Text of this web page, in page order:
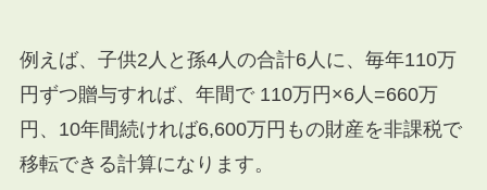
例えば、子供2人と孫4人の合計6人に、毎年110万
円ずつ贈与すれば、年間で 110万円 ×6人 =660万
円 、10年間続ければ6,600万円もの財産を非課税で
移転できる計算になります。